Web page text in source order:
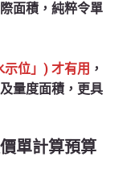
面積，純粹令單
位」) 才有用 ，
量度面積，更具
單計算預算